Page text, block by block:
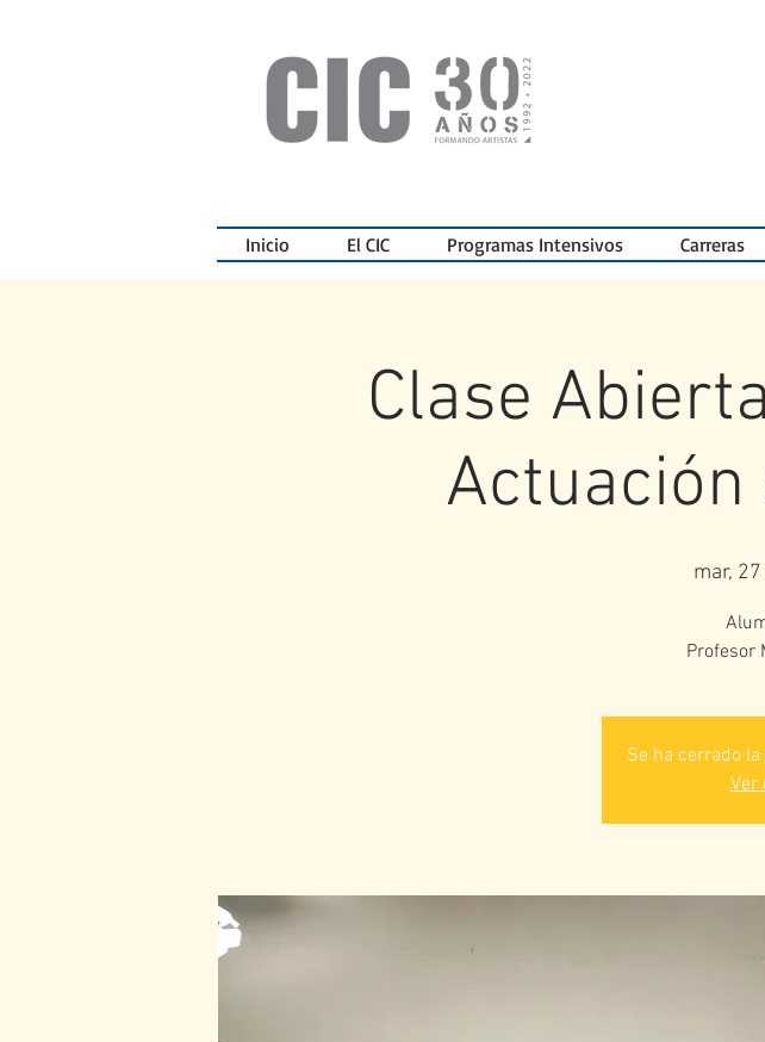
Inicio El CIC Programas Intensivos Carreras
Clase
Actuación
mar,
Profesor
Se ha cerrado
Ver